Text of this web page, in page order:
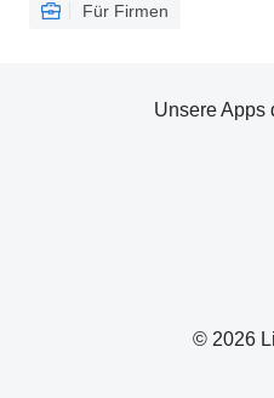
Für Firmen
© 2026
Unsere Apps